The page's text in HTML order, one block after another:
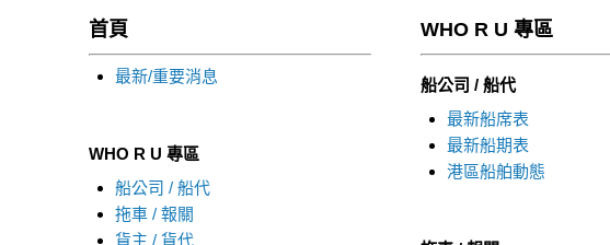
首頁
最新/重要消息
WHO R U 專區
船公司 / 船代
拖車 / 報關
貨主 / 貨代
WHO R U 專區
船公司 / 船代
最新船席表
最新船期表
港區船舶動態